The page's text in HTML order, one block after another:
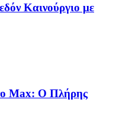
Καινούργιο με
Max: Ο Πλήρης